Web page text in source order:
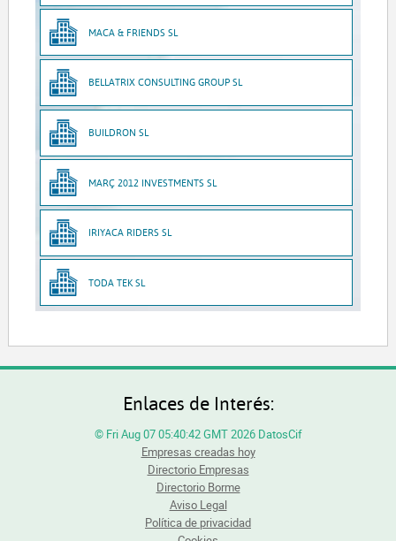
MACA & FRIENDS SL
BELLATRIX CONSULTING GROUP SL
BUILDRON SL
MARÇ 2012 INVESTMENTS SL
IRIYACA RIDERS SL
TODA TEK SL
Enlaces de Interés:
© Fri Aug 07 05:40:42 GMT 2026 DatosCif
Empresas creadas hoy
Directorio Empresas
Directorio Borme
Aviso Legal
Política de privacidad